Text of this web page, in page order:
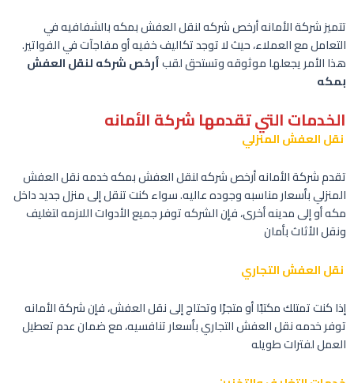
تتميز شركة الأمانه أرخص شركه لنقل العفش بمكه بالشفافيه في
التعامل مع العملاء، حيث لا توجد تكاليف خفيه أو مفاجآت في الفواتير.
هذا الأمر يجعلها موثوقه وتستحق لقبأرخص شركه لنقل العفش
بمكه
الخدمات التي تقدمها شركة الأمانه
نقل العفش المنزلي
تقدم شركة الأمانه أرخص شركه لنقل العفش بمكه خدمه نقل العفش
المنزلي بأسعار مناسبه وجوده عاليه. سواء كنت تنقل إلى منزل جديد داخل
مكه أو إلى مدينه أخرى، فإن الشركه توفر جميع الأدوات اللازمه لتغليف
ونقل الأثاث بأمان
نقل العفش التجاري
إذا كنت تمتلك مكتبًا أو متجرًا وتحتاج إلى نقل العفش، فإن شركة الأمانه
توفر خدمه نقل العفش التجاري بأسعار تنافسيه، مع ضمان عدم تعطيل
العمل لفترات طويله